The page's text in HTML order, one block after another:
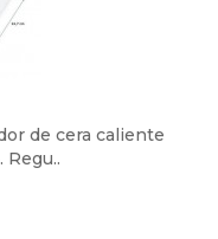
de cera caliente